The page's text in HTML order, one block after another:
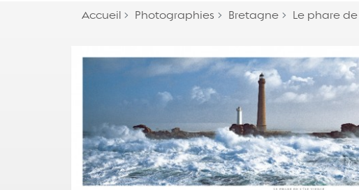
Accueil Photographies Bretagne Le phare